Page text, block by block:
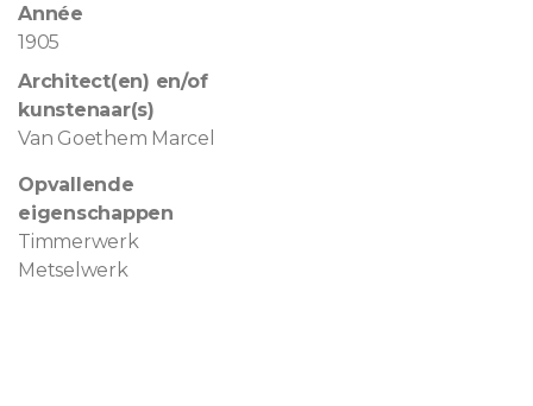
Année
1905
Architect(en) en/of
kunstenaar(s)
Van Goethem Marcel
Opvallende
eigenschappen
Timmerwerk
Metselwerk